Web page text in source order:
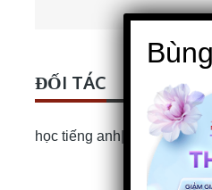
ĐỐI TÁC
học tiếng anh Bài luận